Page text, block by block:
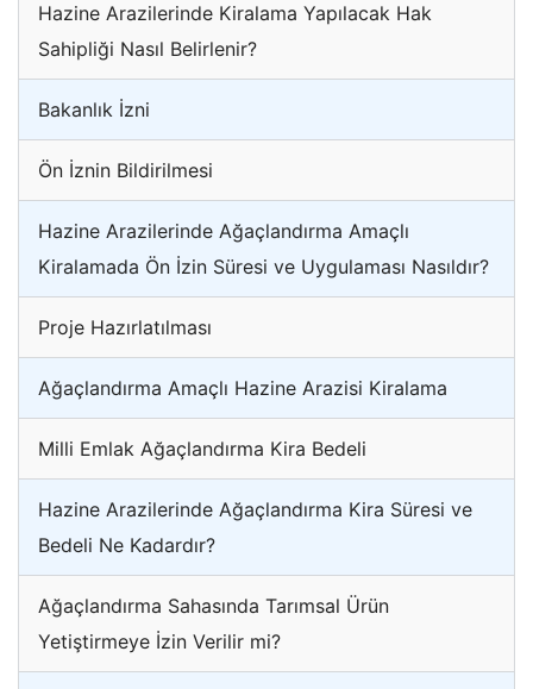
Hazine Arazilerinde Kiralama Yapılacak Hak
Sahipliği Nasıl Belirlenir?
Bakanlık İzni
Ön İznin Bildirilmesi
Hazine Arazilerinde Ağaçlandırma Amaçlı
Kiralamada Ön İzin Süresi ve Uygulaması Nasıldır?
Proje Hazırlatılması
Ağaçlandırma Amaçlı Hazine Arazisi Kiralama
Milli Emlak Ağaçlandırma Kira Bedeli
Hazine Arazilerinde Ağaçlandırma Kira Süresi ve
Bedeli Ne Kadardır?
Ağaçlandırma Sahasında Tarımsal Ürün
Yetiştirmeye İzin Verilir mi?